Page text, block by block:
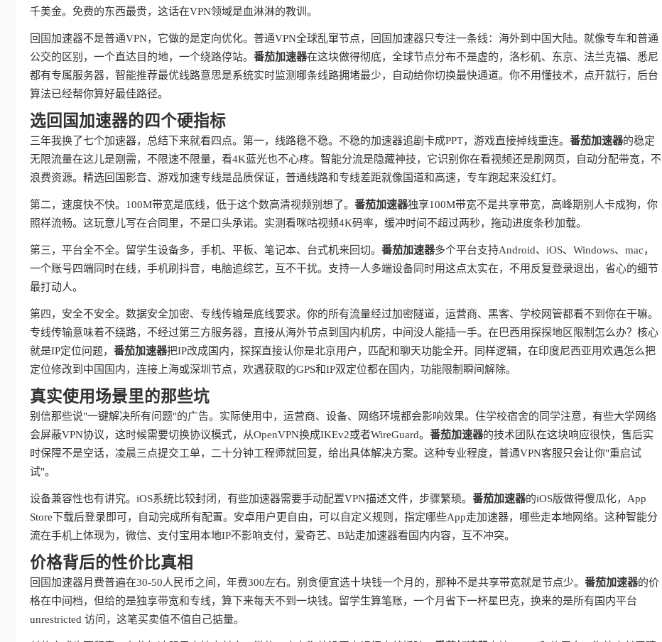
千美金。免费的东西最贵，这话在VPN领域是血淋淋的教训。
回国加速器不是普通VPN，它做的是定向优化。普通VPN全球乱窜节点，回国加速器只专注一条线：海外到中国大陆。就像专车和普通
公交的区别，一个直达目的地，一个绕路停站。 番茄加速器在这块做得彻底，全球节点分布不是虚的，洛杉矶、东京、法兰克福、悉尼
都有专属服务器，智能推荐最优线路意思是系统实时监测哪条线路拥堵最少，自动给你切换最快通道。你不用懂技术，点开就行，后台
算法已经帮你算好最佳路径。
选回国加速器的四个硬指标
三年我换了七个加速器，总结下来就看四点。第一，线路稳不稳。不稳的加速器追剧卡成PPT，游戏直接掉线重连。 番茄加速器的稳定
无限流量在这儿是刚需，不限速不限量，看4K蓝光也不心疼。智能分流是隐藏神技，它识别你在看视频还是刷网页，自动分配带宽，不
浪费资源。精选回国影音、游戏加速专线是品质保证，普通线路和专线差距就像国道和高速，专车跑起来没红灯。
第二，速度快不快。100M带宽是底线，低于这个数高清视频别想了。 番茄加速器独享100M带宽不是共享带宽，高峰期别人卡成狗，你
照样流畅。这玩意儿写在合同里，不是口头承诺。实测看咪咕视频4K码率，缓冲时间不超过两秒，拖动进度条秒加载。
第三，平台全不全。留学生设备多，手机、平板、笔记本、台式机来回切。 番茄加速器多个平台支持Android、iOS、Windows、mac，
一个账号四端同时在线，手机刷抖音，电脑追综艺，互不干扰。支持一人多端设备同时用这点太实在，不用反复登录退出，省心的细节
最打动人。
第四，安全不安全。数据安全加密、专线传输是底线要求。你的所有流量经过加密隧道，运营商、黑客、学校网管都看不到你在干嘛。
专线传输意味着不绕路，不经过第三方服务器，直接从海外节点到国内机房，中间没人能插一手。在巴西用探探地区限制怎么办？核心
就是IP定位问题， 番茄加速器把IP改成国内，探探直接认你是北京用户，匹配和聊天功能全开。同样逻辑，在印度尼西亚用欢遇怎么把
定位修改到中国国内，连接上海或深圳节点，欢遇获取的GPS和IP双定位都在国内，功能限制瞬间解除。
真实使用场景里的那些坑
别信那些说"一键解决所有问题"的广告。实际使用中，运营商、设备、网络环境都会影响效果。住学校宿舍的同学注意，有些大学网络
会屏蔽VPN协议，这时候需要切换协议模式，从OpenVPN换成IKEv2或者WireGuard。 番茄加速器的技术团队在这块响应很快，售后实
时保障不是空话，凌晨三点提交工单，二十分钟工程师就回复，给出具体解决方案。这种专业程度，普通VPN客服只会让你"重启试
试"。
设备兼容性也有讲究。iOS系统比较封闭，有些加速器需要手动配置VPN描述文件，步骤繁琐。 番茄加速器的iOS版做得傻瓜化，App
Store下载后登录即可，自动完成所有配置。安卓用户更自由，可以自定义规则，指定哪些App走加速器，哪些走本地网络。这种智能分
流在手机上体现为，微信、支付宝用本地IP不影响支付，爱奇艺、B站走加速器看国内内容，互不冲突。
价格背后的性价比真相
回国加速器月费普遍在30-50人民币之间，年费300左右。别贪便宜选十块钱一个月的，那种不是共享带宽就是节点少。 番茄加速器的价
格在中间档，但给的是独享带宽和专线，算下来每天不到一块钱。留学生算笔账，一个月省下一杯星巴克，换来的是所有国内平台
unrestricted 访问，这笔买卖值不值自己掂量。